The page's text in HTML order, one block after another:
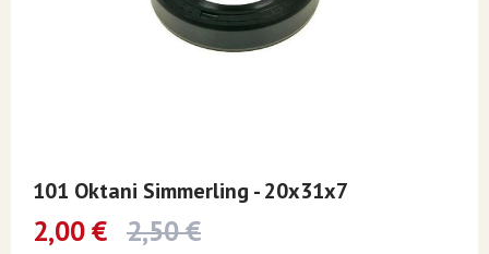
beginning
101 Oktani Simmerling - 20x31x7
2,00 € 2,50 €